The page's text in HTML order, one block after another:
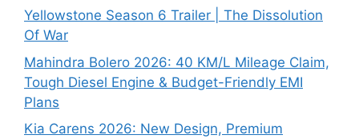
Yellowstone Season 6 Trailer | The Dissolution
Of War
Mahindra Bolero 2026: 40 KM/L Mileage Claim,
Tough Diesel Engine & Budget-Friendly EMI
Plans
Kia Carens 2026: New Design, Premium